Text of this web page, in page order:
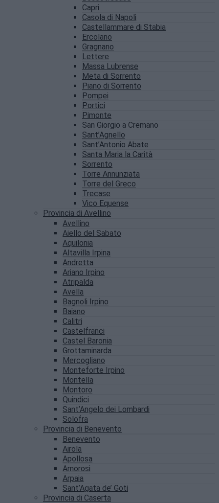
Capri
Casola di Napoli
Castellammare di Stabia
Ercolano
Gragnano
Lettere
Massa Lubrense
Meta di Sorrento
Piano di Sorrento
Pompei
Portici
Pimonte
San Giorgio a Cremano
Sant’Agnello
Sant’Antonio Abate
Santa Maria la Carità
Sorrento
Torre Annunziata
Torre del Greco
Trecase
Vico Equense
Provincia di Avellino
Avellino
Aiello del Sabato
Aquilonia
Altavilla Irpina
Andretta
Ariano Irpino
Atripalda
Avella
Bagnoli Irpino
Baiano
Calitri
Castelfranci
Castel Baronia
Grottaminarda
Mercogliano
Monteforte Irpino
Montella
Montoro
Quindici
Sant’Angelo dei Lombardi
Solofra
Provincia di Benevento
Benevento
Airola
Apollosa
Amorosi
Arpaia
Sant’Agata de’ Goti
Provincia di Caserta